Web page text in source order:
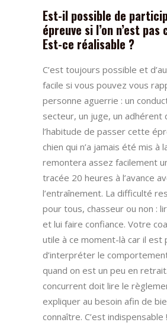
Est-il possible de
épreuve si l’on n’est pas
Est-ce réalisable ?
C’est toujours possible et
facile si vous pouvez vous
personne aguerrie : un
secteur, un juge, un adhérent
l’habitude de passer cette
chien qui n’a jamais été mis à
remontera assez facilement
tracée 20 heures à l’avance
l’entraînement. La difficulté
pour tous, chasseur ou non :
et lui faire confiance. Votre
utile à ce moment-là car il est
d’interpréter le
quand on est un peu en
concurrent doit lire le
expliquer au besoin afin de
connaître. C’est indispensable !